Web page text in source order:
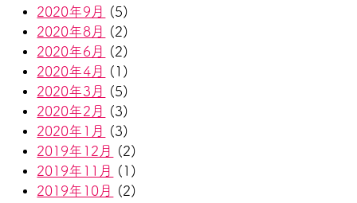
2020年9月
(5)
2020年8月
(2)
2020年6月
(2)
2020年4月
(1)
2020年3月
(5)
2020年2月
(3)
2020年1月
(3)
2019年12月
(2)
2019年11月
(1)
2019年10月
(2)